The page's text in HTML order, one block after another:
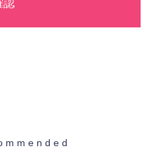
の同意なく第三者に提供いたしませ